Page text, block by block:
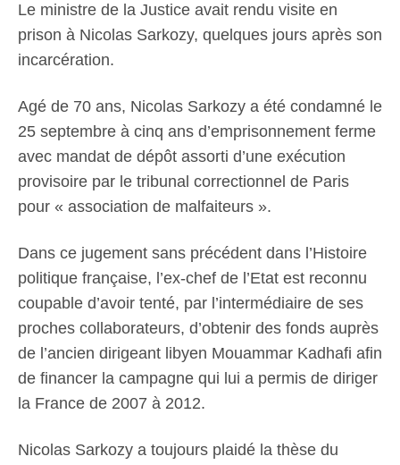
Le ministre de la Justice avait rendu visite en
prison à Nicolas Sarkozy, quelques jours après son
incarcération.
Agé de 70 ans, Nicolas Sarkozy a été condamné le
25 septembre à cinq ans d’emprisonnement ferme
avec mandat de dépôt assorti d’une exécution
provisoire par le tribunal correctionnel de Paris
pour « association de malfaiteurs ».
Dans ce jugement sans précédent dans l’Histoire
politique française, l’ex-chef de l’Etat est reconnu
coupable d’avoir tenté, par l’intermédiaire de ses
proches collaborateurs, d’obtenir des fonds auprès
de l’ancien dirigeant libyen Mouammar Kadhafi afin
de financer la campagne qui lui a permis de diriger
la France de 2007 à 2012.
Nicolas Sarkozy a toujours plaidé la thèse du